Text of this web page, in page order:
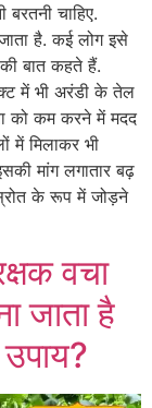
चाहिए.
है. कई लोग इसे
बात कहते हैं.
में भी अरंडी के तेल
को कम करने में मदद
में मिलाकर भी
मांग लगातार बढ़
के रूप में जोड़ने
वचा
जाता है